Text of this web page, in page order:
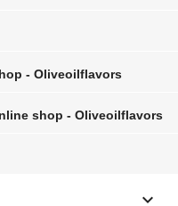
- Oliveoilflavors
shop - Oliveoilflavors
